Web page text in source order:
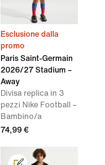
Esclusione dalla
promo
Paris Saint-Germain
2026/27 Stadium –
Away
Divisa replica in 3
pezzi Nike Football –
Bambino/a
74,99 €